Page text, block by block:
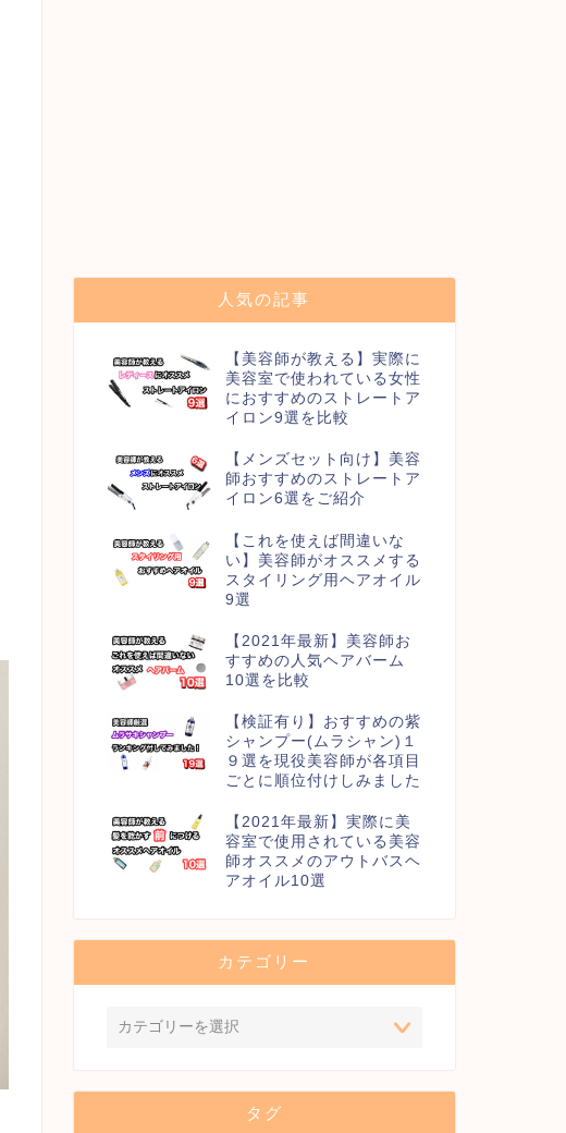
人気の記事
【美容師が教える】実際に
美容室で使われている女性
におすすめのストレートア
イロン9選を比較
【メンズセット向け】美容
師おすすめのストレートア
イロン6選をご紹介
【これを使えば間違いな
い】美容師がオススメする
スタイリング用ヘアオイル
9選
【2021年最新】美容師お
すすめの人気ヘアバーム
10選を比較
【検証有り】おすすめの紫
シャンプー(ムラシャン)１
９選を現役美容師が各項目
ごとに順位付けしみました
【2021年最新】実際に美
容室で使用されている美容
師オススメのアウトバスヘ
アオイル10選
カテゴリー
タグ